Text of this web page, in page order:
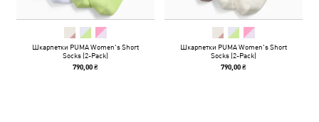
Шкарпетки PUMA Women's Short
Socks (2-Pack)
790,00 ₴
Шкарпетки PUMA Women's Short
Socks (2-Pack)
790,00 ₴